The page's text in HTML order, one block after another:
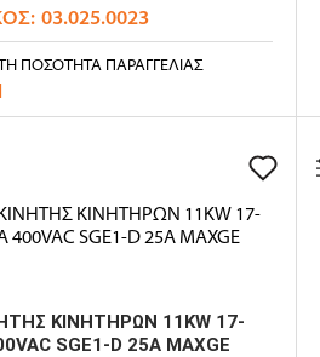
03.025.0023
ΠΟΣΌΤΗΤΑ ΠΑΡΑΓΓΕΛΊΑΣ
ΚΙΝΗΤΗΡΩΝ 11KW 17-
SGE1-D 25A MAXGE